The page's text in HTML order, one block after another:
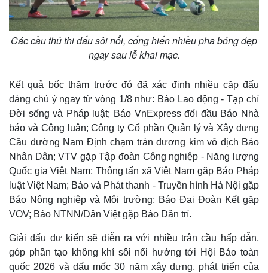
Các cầu thủ thi đấu sôi nổi, cống hiến nhiều pha bóng đẹp
ngay sau lễ khai mạc.
Kết quả bốc thăm trước đó đã xác định nhiều cặp đấu
đáng chú ý ngay từ vòng 1/8 như: Báo Lao động - Tạp chí
Đời sống và Pháp luật; Báo VnExpress đối đầu Báo Nhà
báo và Công luận; Công ty Cổ phần Quản lý và Xây dựng
Cầu đường Nam Định chạm trán đương kim vô địch Báo
Nhân Dân; VTV gặp Tập đoàn Công nghiệp - Năng lượng
Quốc gia Việt Nam; Thông tấn xã Việt Nam gặp Báo Pháp
luật Việt Nam; Báo và Phát thanh - Truyền hình Hà Nội gặp
Báo Nông nghiệp và Môi trường; Báo Đại Đoàn Kết gặp
VOV; Báo NTNN/Dân Việt gặp Báo Dân trí.
Giải đấu dự kiến sẽ diễn ra với nhiều trận cầu hấp dẫn,
góp phần tạo không khí sôi nổi hướng tới Hội Báo toàn
quốc 2026 và dấu mốc 30 năm xây dựng, phát triển của